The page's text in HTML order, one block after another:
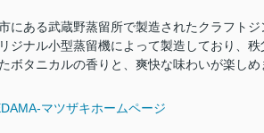
にある武蔵野蒸留所で製造されたクラフト
ジナル小型蒸留機によって製造しており、
ボタニカルの香りと、爽快な味わいが楽しめ
マツザキホームページ